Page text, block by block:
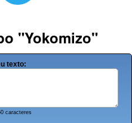
"Yokomizo"
texto:
caracteres